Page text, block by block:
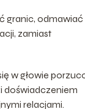
granic,
zamiast
w głowie
doświadczeniem
relacjami.